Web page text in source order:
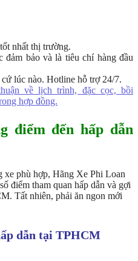
nhất thị trường.
bảo và là tiêu chí hàng đầu
lúc nào. Hotline hỗ trợ 24/7.
về lịch trình, đặc cọc, bồi
hợp đồng.
điểm đến hấp dẫn
xe phù hợp, Hãng Xe Phi Loan
điểm tham quan hấp dẫn và gợi
Tất nhiên, phải ăn ngon mới
dẫn tại TPHCM